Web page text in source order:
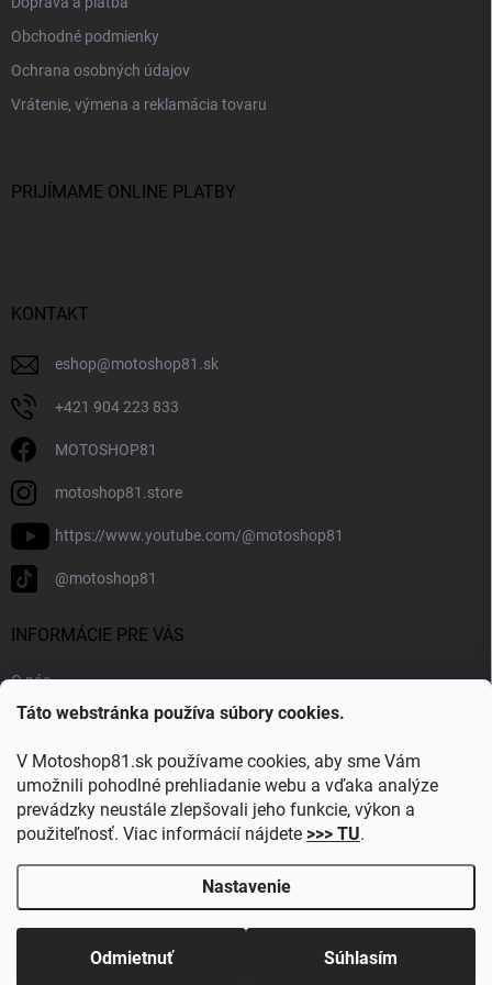
Táto webstránka používa súbory cookies.
V Motoshop81.sk používame cookies, aby sme Vám
umožnili pohodlné prehliadanie webu a vďaka analýze
prevádzky neustále zlepšovali jeho funkcie, výkon a
použiteľnosť. Viac informácií nájdete >>> TU.
Nastavenie
Odmietnuť Súhlasím
Obchodné podmienky
Ochrana osobných údajov
Vrátenie, výmena a reklamácia tovaru
PRIJÍMAME ONLINE PLATBY
KONTAKT
eshop@motoshop81.sk
+421 904 223 833
MOTOSHOP81
motoshop81.store
https://www.youtube.com/@motoshop81
@motoshop81
INFORMÁCIE PRE VÁS
O nás
Doprava a platba
Blog
Obľúbené kategórie
Copyright 2026Motoshop81.sk. Všetky práva vyhradené.Upraviť